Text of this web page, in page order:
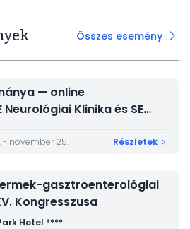
— online
Klinika és SE
- november 25. Részletek
gasztroenterológiai
Kongresszusa
Hotel ****
Összes esemény